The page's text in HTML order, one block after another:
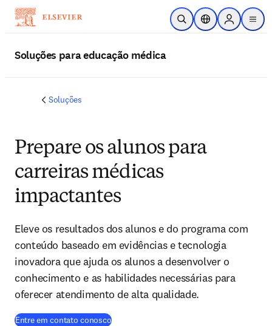
Ir para o conteúdo principal
Pesquisa aberta
Seletor deSign in to
menu
Soluções para educação médica
Soluções
Prepare os alunos para
carreiras médicas
impactantes
Eleve os resultados dos alunos e do programa com
conteúdo baseado em evidências e tecnologia
inovadora que ajuda os alunos a desenvolver o
conhecimento e as habilidades necessárias para
oferecer atendimento de alta qualidade.
Entre em contato conosco